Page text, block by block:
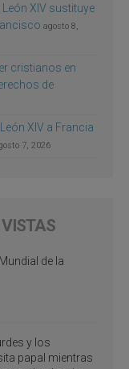
XIV sustituye
agosto 8,
cristianos en
de
XIV a Francia
7, 2026
de la
y los
papal mientras